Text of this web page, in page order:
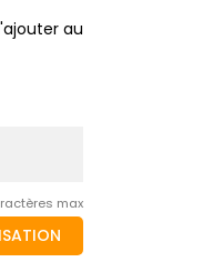
au
max